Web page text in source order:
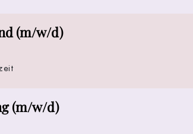
(m/w/d)
(m/w/d)